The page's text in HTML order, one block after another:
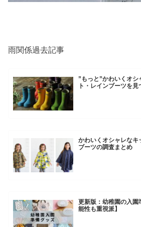
雨関係過去記事
”もっと”かわいくオ
ト・レインブーツを見
かわいくオシャレなキ
ブーツの調査まとめ
更新版：幼稚園の入園
能性も重視派】